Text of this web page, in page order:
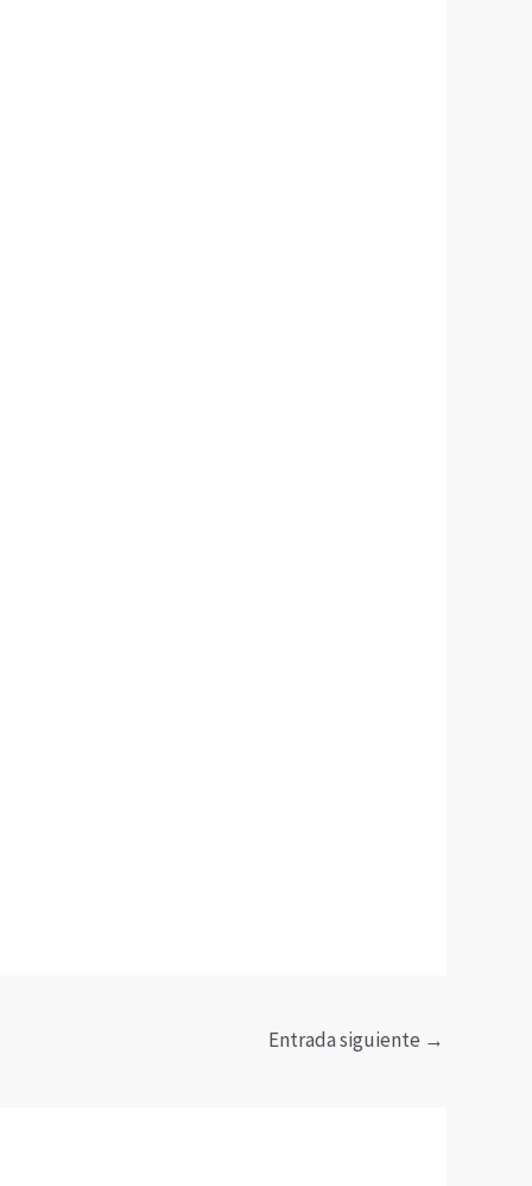
Entrada siguiente →